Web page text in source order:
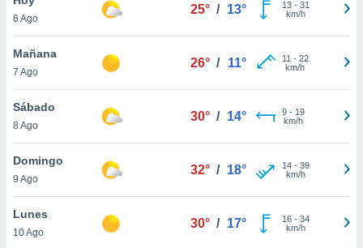
en
más
nuestra
de
6 Ago
25° / 13° 13- 31
km/h
Mañana
7 Ago
26° / 11° 11 - 22
km/h
Sábado
8 Ago
30° / 14° 9- 19
km/h
Domingo
9 Ago
32° / 18° 14- 39
km/h
Lunes
10 Ago
30° / 17° 16- 34
km/h